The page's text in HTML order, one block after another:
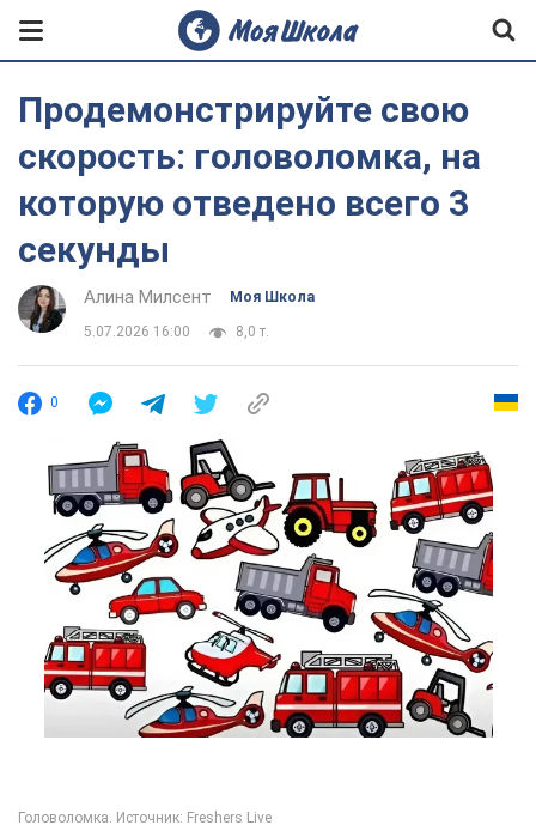
Продемонстрируйте свою
скорость: головоломка, на
которую отведено всего 3
секунды
Алина Милсент Моя Школа
5.07.2026 16:00 8,0 т.
0